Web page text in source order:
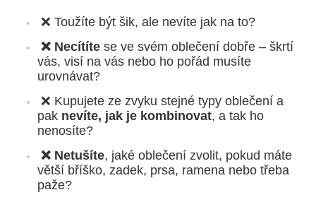
❌ Toužíte být šik, ale nevíte jak na to?
❌ Necítíte se ve svém oblečení dobře – škrtí
vás, visí na vás nebo ho pořád musíte
urovnávat?
❌ Kupujete ze zvyku stejné typy oblečení a
pak nevíte, jak je kombinovat, a tak ho
nenosíte?
❌ Netušíte, jaké oblečení zvolit, pokud máte
větší bříško, zadek, prsa, ramena nebo třeba
paže?